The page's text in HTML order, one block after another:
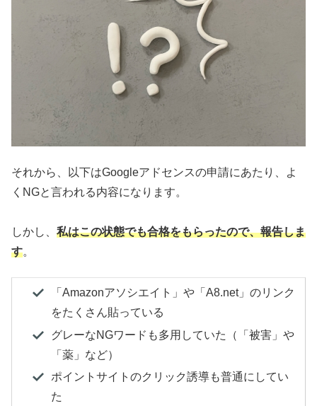
それから、以下はGoogleアドセンスの申請にあたり、よ
くNGと言われる内容になります。
しかし、 私はこの状態でも合格をもらったので、報告しま
す。
「Amazonアソシエイト」や「A8.net」のリンク
をたくさん貼っている
グレーなNGワードも多用していた
（「被害」や
「薬」など）
ポイントサイトのクリック誘導も普通にしてい
た